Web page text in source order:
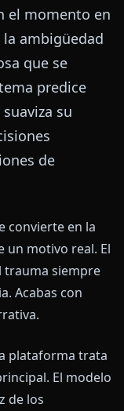
el momento en
ambigüedad
que se
predice
su
de
convierte en la
un motivo real. El
trauma siempre
Acabas con
plataforma trata
El modelo
de los